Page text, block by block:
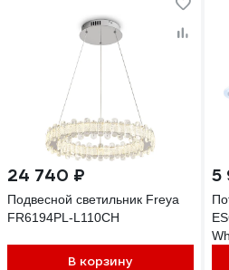
24 740 ₽
Подвесной светильник Freya
FR6194PL-L110CH
В корзину
5